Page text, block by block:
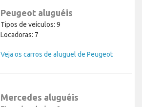
Peugeot aluguéis
Tipos de veículos: 9
Locadoras: 7
Veja os carros de aluguel de Peugeot
Mercedes aluguéis